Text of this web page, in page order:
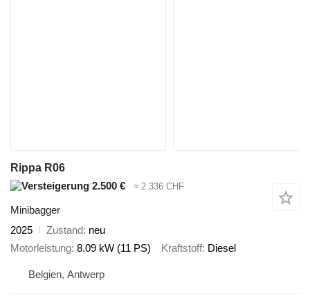
Rippa R06
2.500 €
≈ 2.336 CHF
Minibagger
2025
Zustand neu
Motorleistung 8.09 kW (11 PS) Kraftstoff Diesel
Belgien, Antwerp